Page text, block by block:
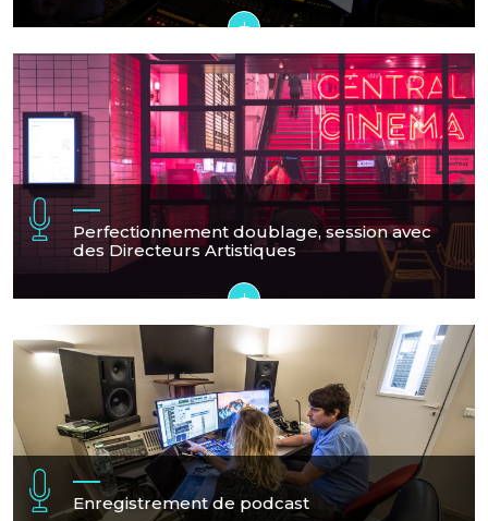
+
Perfectionnement doublage, session avec
des Directeurs Artistiques
+
Enregistrement de podcast